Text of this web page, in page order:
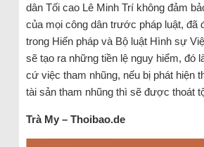
dân Tối cao Lê Minh Trí không đảm
của mọi công dân trước pháp luật, đã
trong Hiến pháp và Bộ luật Hình sự
sẽ tạo ra những tiền lệ nguy hiểm, đó
cứ việc tham nhũng, nếu bị phát hiện
tài sản tham nhũng thì sẽ được thoát
Trà My – Thoibao.de